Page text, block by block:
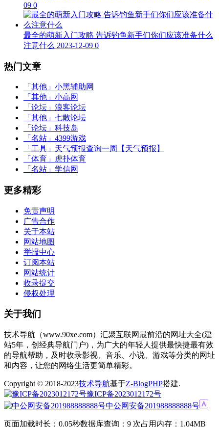
09 0
最全的萌新入门攻略 告诉钓鱼新手们你们应该准备什么
注意什么 2023-12-09 0
热门文章
「其他」 小黑辅助网
「其他」 小高网
「论坛」 浪客论坛
「其他」 七散论坛
「论坛」 科技岛
「名站」 4399游戏
「工具」 天气预报查询一周【天气预报】
「体育」
虎扑体育
「名站」 学信网
更多精彩
免责声明
广告合作
关于本站
网站地图
举报中心
订阅本站
网站统计
收录提交
侵权处理
关于我们
技术导航（www.90xe.com）汇聚互联网最前沿的网址大全(建
站5年，创经典导航门户)，为广大的年轻人提供最快捷最有效
的导航帮助，及时收录影视、音乐、小说、游戏等分类的网址
和内容，让您的网络生活更简单精彩。
Copyright © 2018-2023技术导航基于Z-BlogPHP搭建.
豫ICP备2023012172号
中公网安备201988888888号
页面加载时长：0.05秒数据库查询：9 次占用内存：1.04MB